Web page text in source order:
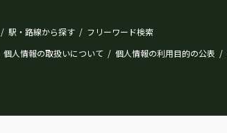
/ 駅・路線から探す / フリーワード検索
個人情報の取扱いについて / 個人情報の利用目的の公表 /